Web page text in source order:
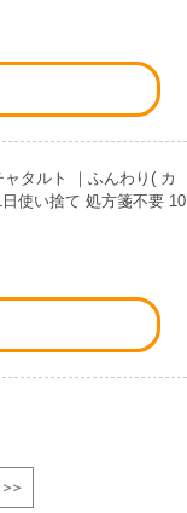
タルト ｜ふんわり( カ
使い捨て 処方箋不要 10
＞＞